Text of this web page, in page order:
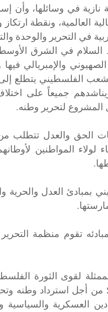
نازية في وسائلها، وأن
العالمية، ونقطة
في التحرير والوحدة
السلام في الشرق
والإمبريالي
الفلسطيني يتطلع
ويناشدهم جميعاً على
المشروع لتحرير وطنه.
الحق والعدل تتطلب
لولاء المواطنين
بمبادئ العدل والحرية
تقوم منظمة
لقوى الثورة
من أجل استرداد وطنه
العسكرية والسياسية